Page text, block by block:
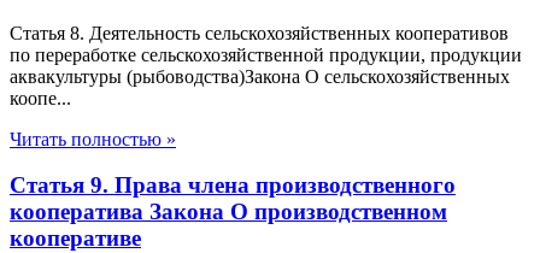
Статья 8. Деятельность сельскохозяйственных кооперативов
по переработке сельскохозяйственной продукции, продукции
аквакультуры (рыбоводства)Закона О сельскохозяйственных
коопе...
Читать полностью »
Статья 9. Права члена производственного
кооператива Закона О производственном
кооперативе